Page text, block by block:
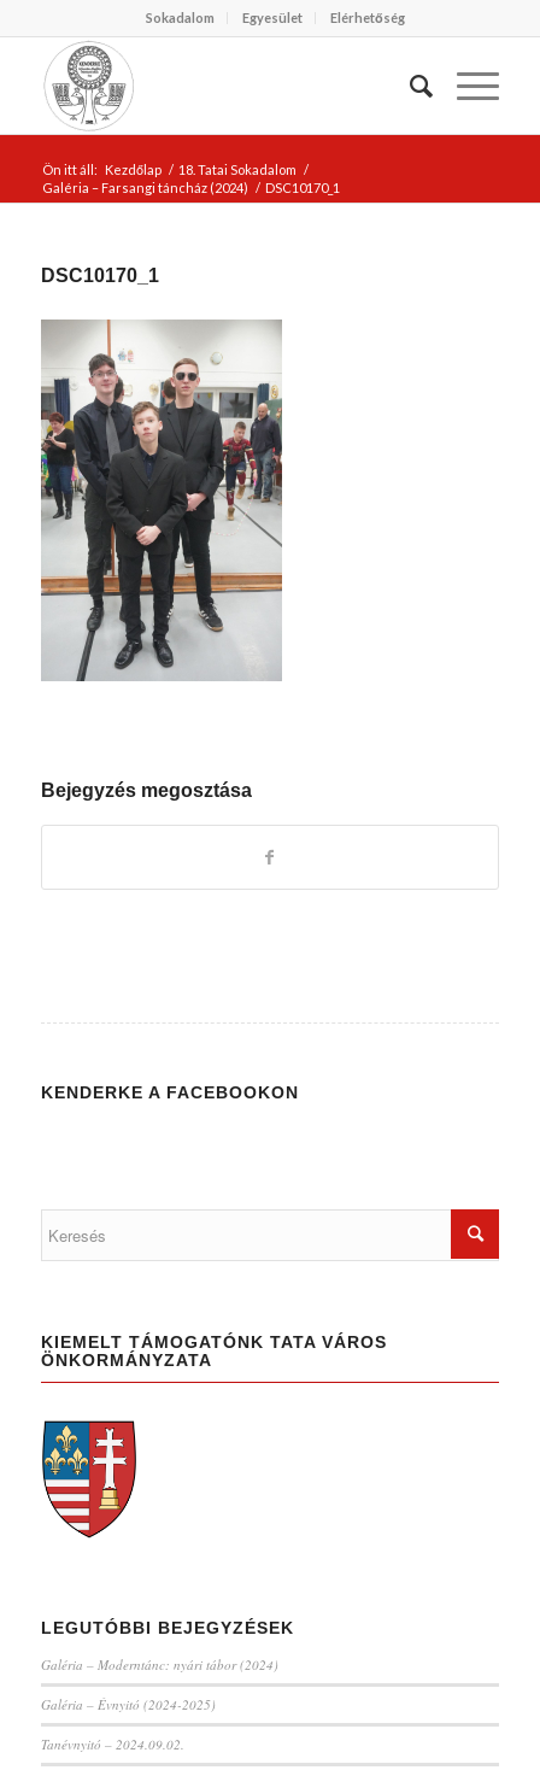
Sokadalom Egyesület Elérhetőség
Ön itt áll: Kezdőlap / 18. Tatai Sokadalom /
Galéria – Farsangi táncház (2024) / DSC10170_1
DSC10170_1
Bejegyzés megosztása
KENDERKE A FACEBOOKON
KIEMELT TÁMOGATÓNK TATA VÁROS
ÖNKORMÁNYZATA
LEGUTÓBBI BEJEGYZÉSEK
Galéria – Moderntánc: nyári tábor (2024)
Galéria – Évnyitó (2024-2025)
Tanévnyitó – 2024.09.02.